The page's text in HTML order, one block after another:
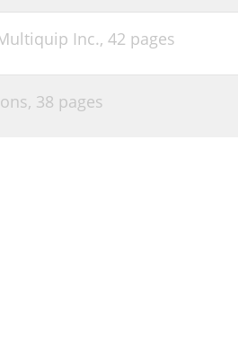
Inc., 42 pages
38 pages